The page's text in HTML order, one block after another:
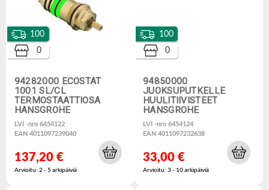
94282000 ECOSTAT
1001 SL/CL
TERMOSTAATTIOSA
HANSGROHE
LVI -nro 6454122
EAN 4011097239040
100
0
137,20 €
Arvioitu: 2 - 5 arkipäiviä
94850000
JUOKSUPUTKELLE
HUULITIIVISTEET
HANSGROHE
LVI -nro 6454124
EAN 4011097232638
100
0
33,00 €
Arvioitu: 3 - 10 arkipäiviä